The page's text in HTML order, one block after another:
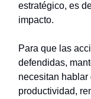
estratégico, es
impacto.
Para que las
defendidas,
necesitan
productividad,